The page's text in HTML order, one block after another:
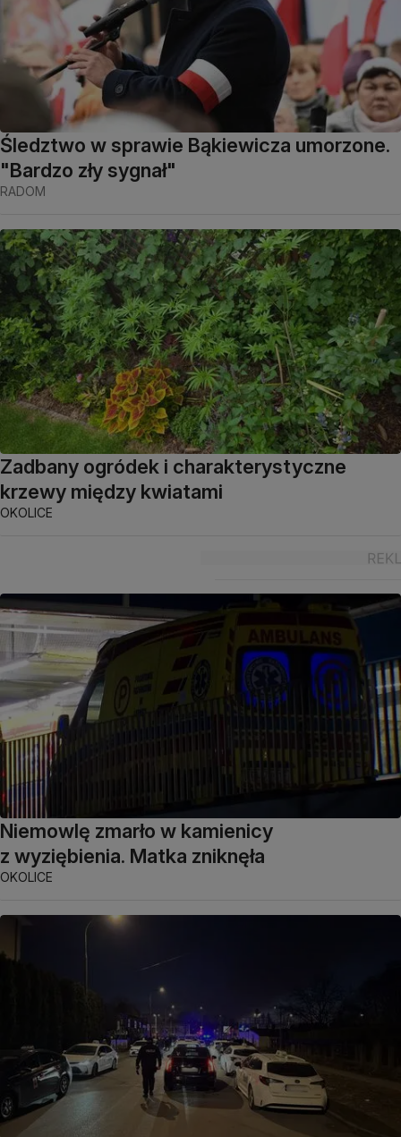
Śledztwo w sprawie Bąkiewicza umorzone.
"Bardzo zły sygnał"
RADOM
Zadbany ogródek i charakterystyczne
krzewy między kwiatami
OKOLICE
Niemowlę zmarło w kamienicy
z wyziębienia. Matka zniknęła
OKOLICE